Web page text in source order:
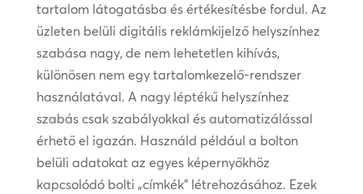
tartalom látogatásba és értékesítésbe fordul. Az
üzleten belüli digitális reklámkijelző helyszínhez
szabása nagy, de nem lehetetlen kihívás,
különösen nem egy tartalomkezelő-rendszer
használatával. A nagy léptékű helyszínhez
szabás csak szabályokkal és automatizálással
érhető el igazán. Használd például a bolton
belüli adatokat az egyes képernyőkhöz
kapcsolódó bolti „címkék” létrehozásához. Ezek